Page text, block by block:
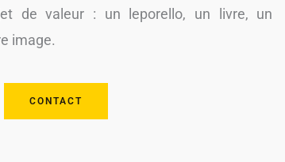
de valeur : un leporello, un livre, un
image.
CONTACT